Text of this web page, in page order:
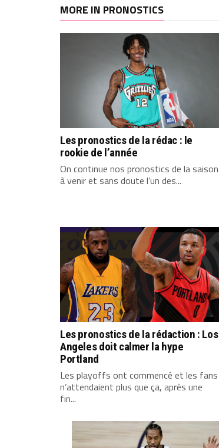
MORE IN PRONOSTICS
Les pronostics de la rédac : le
rookie de l’année
On continue nos pronostics de la saison
à venir et sans doute l’un des...
Les pronostics de la rédaction : Los
Angeles doit calmer la hype
Portland
Les playoffs ont commencé et les fans
n’attendaient plus que ça, après une
fin...